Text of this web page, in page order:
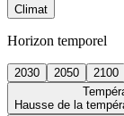
Climat
Horizon temporel
2030 2050
2100
Hausse de la